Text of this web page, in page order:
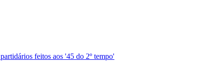
feitos aos '45 do 2º tempo'